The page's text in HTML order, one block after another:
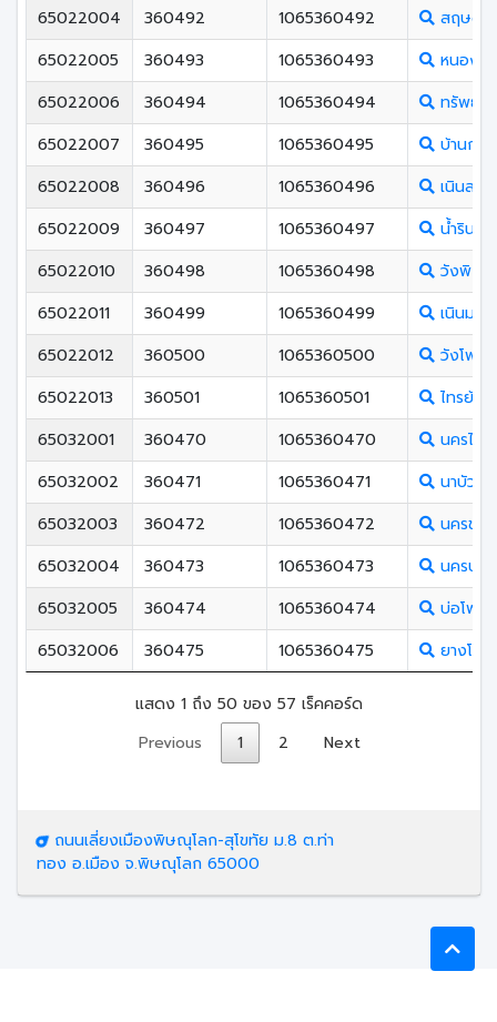
65022004
360492 1065360492
สฤษดิ์เ
65022005
360493 1065360493
หนองพ
65022006
360494 1065360494
ทรัพย์ไ
65022007
360495 1065360495
บ้านกล
65022008
360496 1065360496
เนินสะ
65022009
360497 1065360497
น้ำรินพิ
65022010
360498 1065360498
วังพิกุล
65022011
360499 1065360499
เนินมะ
65022012
360500 1065360500
วังโพร
65022013
360501 1065360501
ไทรย้อ
65032001
360470 1065360470
นครไทย
65032002
360471 1065360471
นาบัววิ
65032003
360472 1065360472
นครชุม
65032004
360473 1065360473
นครบา
65032005
360474 1065360474
บ่อโพธิ์
65032006
360475 1065360475 ยางโก
แสดง 1 ถึง 50 ของ 57 เร็คคอร์ด
Previous
1 2 Next
ถนนเลี่ยงเมืองพิษณุโลก-สุโขทัย ม.8 ต.ท่า
ทอง อ.เมือง จ.พิษณุโลก 65000